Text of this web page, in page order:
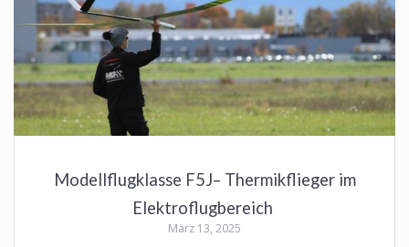
Modellflugklasse F5J– Thermikflieger im
Elektroflugbereich
März 13, 2025